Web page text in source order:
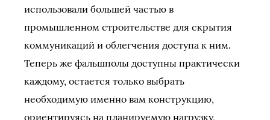
использовали большей частью в
промышленном строительстве для скрытия
коммуникаций и облегчения доступа к ним.
Теперь же фальшполы доступны практически
каждому, остается только выбрать
необходимую именно вам конструкцию,
ориентируясь на планируемую нагрузку,